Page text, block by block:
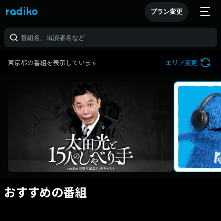
プラン変更
東京都の番組を表示しています エリア変更
おすすめの番組